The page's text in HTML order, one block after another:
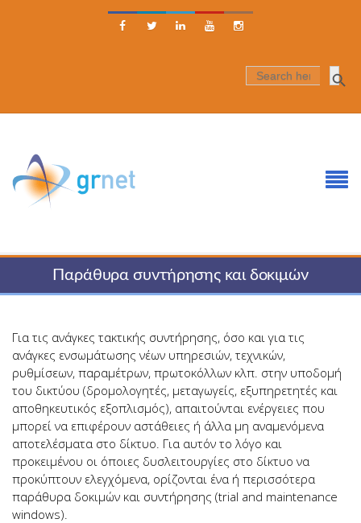
    
Παράθυρα συντήρησης και δοκιμών
Για τις ανάγκες τακτικής συντήρησης, όσο και για τις
ανάγκες ενσωμάτωσης νέων υπηρεσιών, τεχνικών,
ρυθμίσεων, παραμέτρων, πρωτοκόλλων κλπ. στην υποδομή
του δικτύου (δρομολογητές, μεταγωγείς, εξυπηρετητές και
αποθηκευτικός εξοπλισμός), απαιτούνται ενέργειες που
μπορεί να επιφέρουν αστάθειες ή άλλα μη αναμενόμενα
αποτελέσματα στο δίκτυο. Για αυτόν το λόγο και
προκειμένου οι όποιες δυσλειτουργίες στο δίκτυο να
προκύπτουν ελεγχόμενα, ορίζονται ένα ή περισσότερα
παράθυρα δοκιμών και συντήρησης (trial and maintenance
windows).